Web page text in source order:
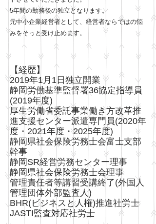
5年間の勤務後の独立となります。
元中小企業経営者として、経営者ならではの悩
みをそっと受け止めます。
【経歴】
2019年1月1日独立開業
静岡労働基準監督署36協定指導員
(2019年度)
厚生労働省委託事業働き方改革推
進支援センター派遣専門員(2020年
度・2021年度・2025年度)
静岡県社会保険労務士会富士支部
幹事
​静岡SR経営労務センター理事
静岡県社会保険労務士会理事
​管理責任者等講習受講終了(外国人
管理団体外部監査人)
BHR(ビジネスと人権)推進社労士
JASTI監査対応社労士